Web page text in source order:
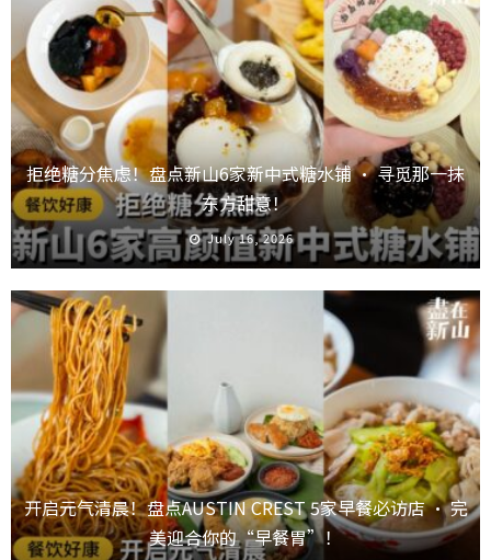
拒绝糖分焦虑！盘点新山6家新中式糖水铺 · 寻觅那一抹
东方甜意！
July 16, 2026
开启元气清晨！盘点AUSTIN CREST 5家早餐必访店 · 完
美迎合你的“早餐胃”！